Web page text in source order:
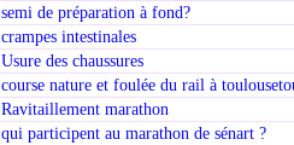
semi de préparation à fond?
crampes intestinales
Usure des chaussures
course nature et foulée du rail à
Ravitaillement marathon
qui participent au marathon de sénart ?